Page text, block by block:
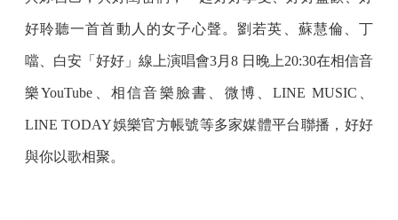
好聆聽一首首動人的女子心聲。劉若英、蘇慧倫、丁
噹、白安「好好」線上演唱會3月8 日晚上20:30在相信音
樂YouTube、相信音樂臉書、微博、LINE MUSIC、
LINE TODAY娛樂官方帳號等多家媒體平台聯播，好好
與你以歌相聚。